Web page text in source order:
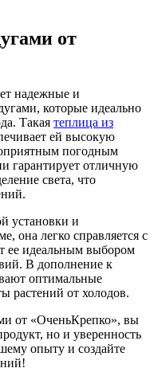
от
надежные и
которые идеально
Такая теплица из
ей высокую
погодным
гарантирует отличную
света, что
установки и
она легко справляется с
ее идеальным выбором
В дополнение к
оптимальные
растений от холодов.
от «ОченьКрепко», вы
но и уверенность
опыту и создайте